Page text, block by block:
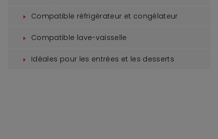
Compatible réfrigérateur et congélateur
Compatible lave-vaisselle
Idéales pour les entrées et les desserts